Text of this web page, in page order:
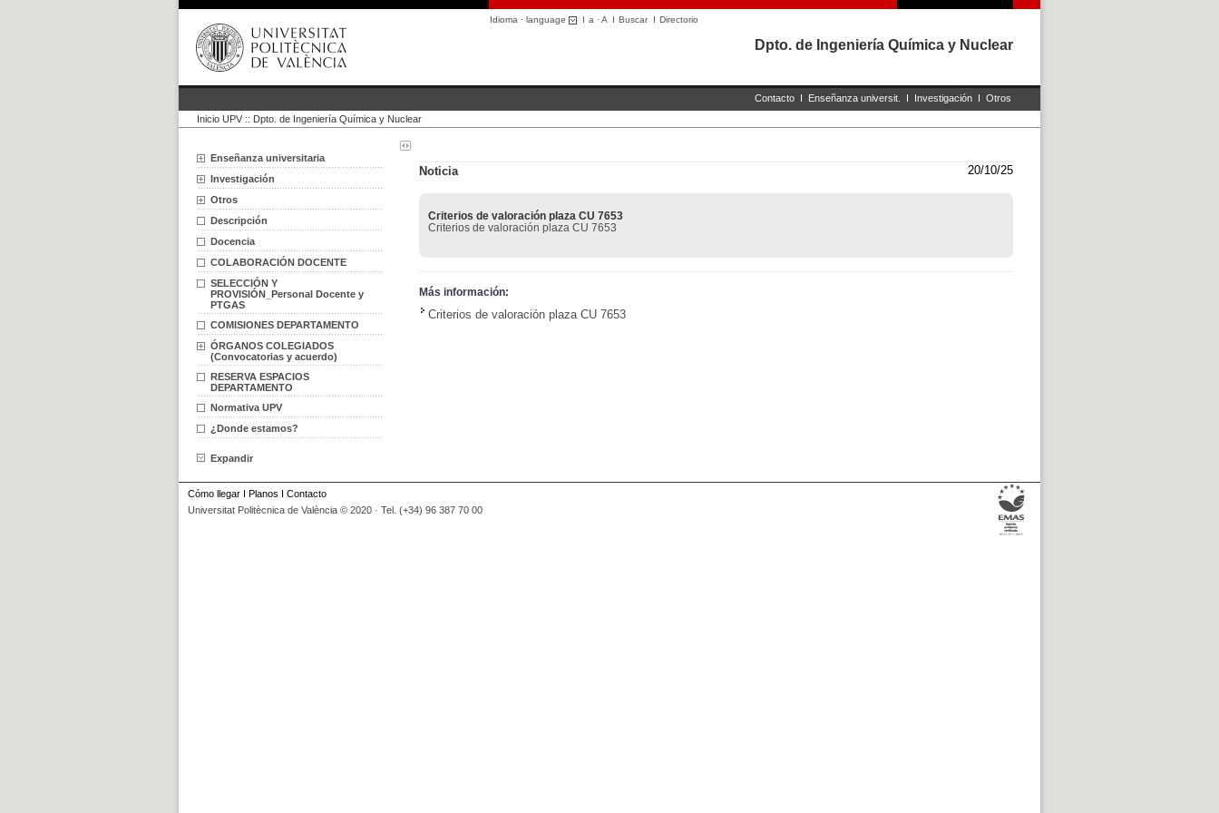
Idioma · language I a ·A I BuscarI Directorio
Dpto. de Ingeniería Química y Nuclear
Contacto I Enseñanza universit. I Investigación I Otros
Inicio UPV :: Dpto. de Ingeniería Química y Nuclear
Enseñanza universitaria
Investigación
Otros
Descripción
Docencia
COLABORACIÓN DOCENTE
SELECCIÓN Y
PROVISIÓN_Personal Docente y
PTGAS
COMISIONES DEPARTAMENTO
ÓRGANOS COLEGIADOS
(Convocatorias y acuerdo)
RESERVA ESPACIOS
DEPARTAMENTO
Normativa UPV
¿Donde estamos?
Expandir
20/10/25
Noticia
Criterios de valoración plaza CU 7653
Criterios de valoración plaza CU 7653
Más información:
Criterios de valoración plaza CU 7653
Cómo llegar I Planos I Contacto
Universitat Politècnica de València © 2020 · Tel. (+34) 96 387 70 00